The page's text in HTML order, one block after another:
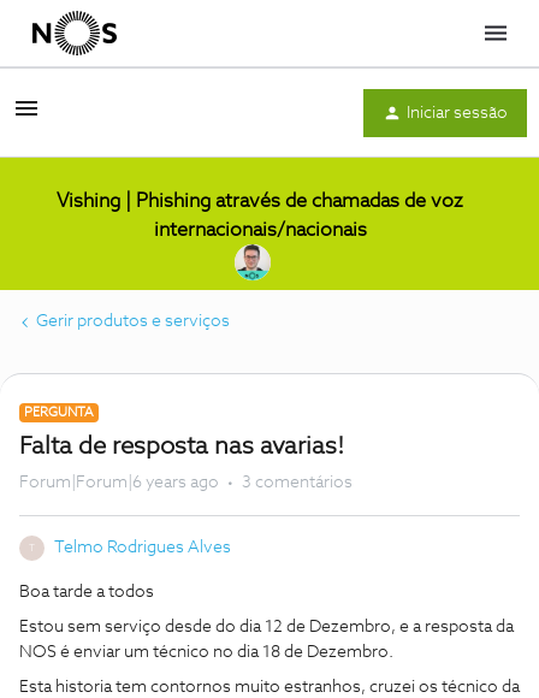
Menu
Iniciar sessão
Vishing | Phishing através de chamadas de voz
internacionais/nacionais
Gerir produtos e serviços
PERGUNTA
Falta de resposta nas avarias!
Forum|Forum|6 years ago 3 comentários
Telmo Rodrigues Alves
Boa tarde a todos
Estou sem serviço desde do dia 12 de Dezembro, e a resposta da
NOS é enviar um técnico no dia 18 de Dezembro.
Esta historia tem contornos muito estranhos, cruzei os técnico da